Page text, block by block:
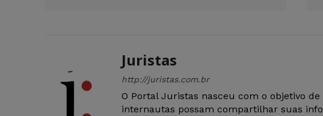
Juristas
http://juristas.com.br
O Portal Juristas nasceu com o objetivo
internautas possam compartilhar suas